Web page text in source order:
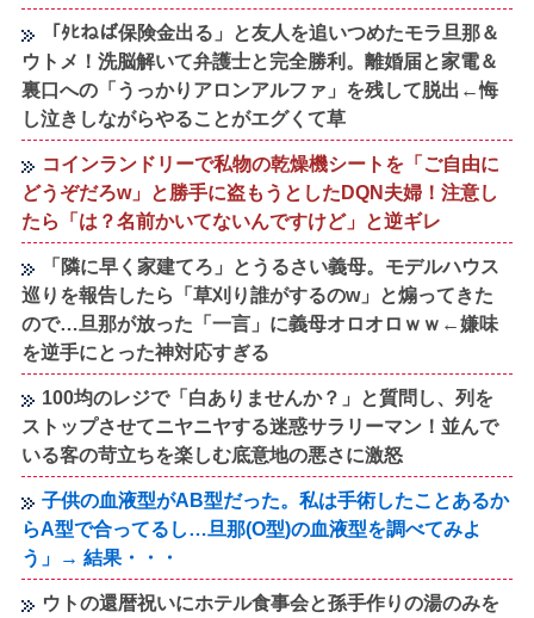
「ﾀﾋねば保険金出る」と友人を追いつめたモラ旦那＆
ウトメ！洗脳解いて弁護士と完全勝利。離婚届と家電＆
裏口への「うっかりアロンアルファ」を残して脱出←悔
し泣きしながらやることがエグくて草
コインランドリーで私物の乾燥機シートを「ご自由に
どうぞだろw」と勝手に盗もうとしたDQN夫婦！注意し
たら「は？名前かいてないんですけど」と逆ギレ
「隣に早く家建てろ」とうるさい義母。モデルハウス
巡りを報告したら「草刈り誰がするのw」と煽ってきた
ので…旦那が放った「一言」に義母オロオロｗｗ←嫌味
を逆手にとった神対応すぎる
100均のレジで「白ありませんか？」と質問し、列を
ストップさせてニヤニヤする迷惑サラリーマン！並んで
いる客の苛立ちを楽しむ底意地の悪さに激怒
子供の血液型がAB型だった。私は手術したことあるか
らA型で合ってるし…旦那(O型)の血液型を調べてみよ
う」→ 結果・・・
ウトの還暦祝いにホテル食事会と孫手作りの湯のみを